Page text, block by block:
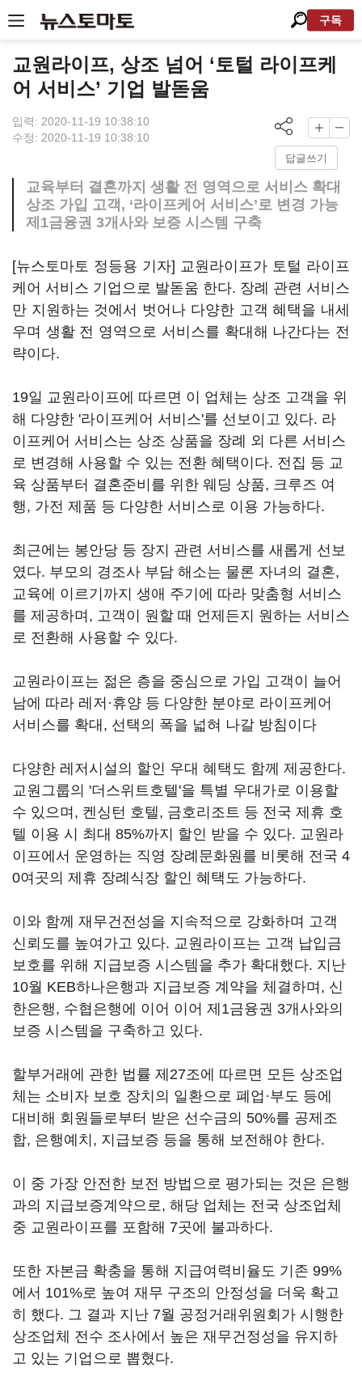
구독
교원라이프, 상조 넘어 ‘토털 라이프케
어 서비스’ 기업 발돋움
입력: 2020-11-19 10:38:10
수정: 2020-11-19 10:38:10
답글쓰기
교육부터 결혼까지 생활 전 영역으로 서비스 확대
상조 가입 고객, ‘라이프케어 서비스’로 변경 가능
제1금융권 3개사와 보증 시스템 구축
[뉴스토마토 정등용 기자] 교원라이프가 토털 라이프
케어 서비스 기업으로 발돋움 한다. 장례 관련 서비스
만 지원하는 것에서 벗어나 다양한 고객 혜택을 내세
우며 생활 전 영역으로 서비스를 확대해 나간다는 전
략이다.
19일 교원라이프에 따르면 이 업체는 상조 고객을 위
해 다양한 '라이프케어 서비스'를 선보이고 있다. 라
이프케어 서비스는 상조 상품을 장례 외 다른 서비스
로 변경해 사용할 수 있는 전환 혜택이다. 전집 등 교
육 상품부터 결혼준비를 위한 웨딩 상품, 크루즈 여
행, 가전 제품 등 다양한 서비스로 이용 가능하다.
최근에는 봉안당 등 장지 관련 서비스를 새롭게 선보
였다. 부모의 경조사 부담 해소는 물론 자녀의 결혼,
교육에 이르기까지 생애 주기에 따라 맞춤형 서비스
를 제공하며, 고객이 원할 때 언제든지 원하는 서비스
로 전환해 사용할 수 있다.
교원라이프는 젊은 층을 중심으로 가입 고객이 늘어
남에 따라 레저·휴양 등 다양한 분야로 라이프케어
서비스를 확대, 선택의 폭을 넓혀 나갈 방침이다
다양한 레저시설의 할인 우대 혜택도 함께 제공한다.
교원그룹의 '더스위트호텔'을 특별 우대가로 이용할
수 있으며, 켄싱턴 호텔, 금호리조트 등 전국 제휴 호
텔 이용 시 최대 85%까지 할인 받을 수 있다. 교원라
이프에서 운영하는 직영 장례문화원를 비롯해 전국 4
0여곳의 제휴 장례식장 할인 혜택도 가능하다.
이와 함께 재무건전성을 지속적으로 강화하며 고객
신뢰도를 높여가고 있다. 교원라이프는 고객 납입금
보호를 위해 지급보증 시스템을 추가 확대했다. 지난
10월 KEB하나은행과 지급보증 계약을 체결하며, 신
한은행, 수협은행에 이어 이어 제1금융권 3개사와의
보증 시스템을 구축하고 있다.
할부거래에 관한 법률 제27조에 따르면 모든 상조업
체는 소비자 보호 장치의 일환으로 폐업·부도 등에
대비해 회원들로부터 받은 선수금의 50%를 공제조
합, 은행예치, 지급보증 등을 통해 보전해야 한다.
이 중 가장 안전한 보전 방법으로 평가되는 것은 은행
과의 지급보증계약으로, 해당 업체는 전국 상조업체
중 교원라이프를 포함해 7곳에 불과하다.
또한 자본금 확충을 통해 지급여력비율도 기존 99%
에서 101%로 높여 재무 구조의 안정성을 더욱 확고
히 했다. 그 결과 지난 7월 공정거래위원회가 시행한
상조업체 전수 조사에서 높은 재무건정성을 유지하
고 있는 기업으로 뽑혔다.